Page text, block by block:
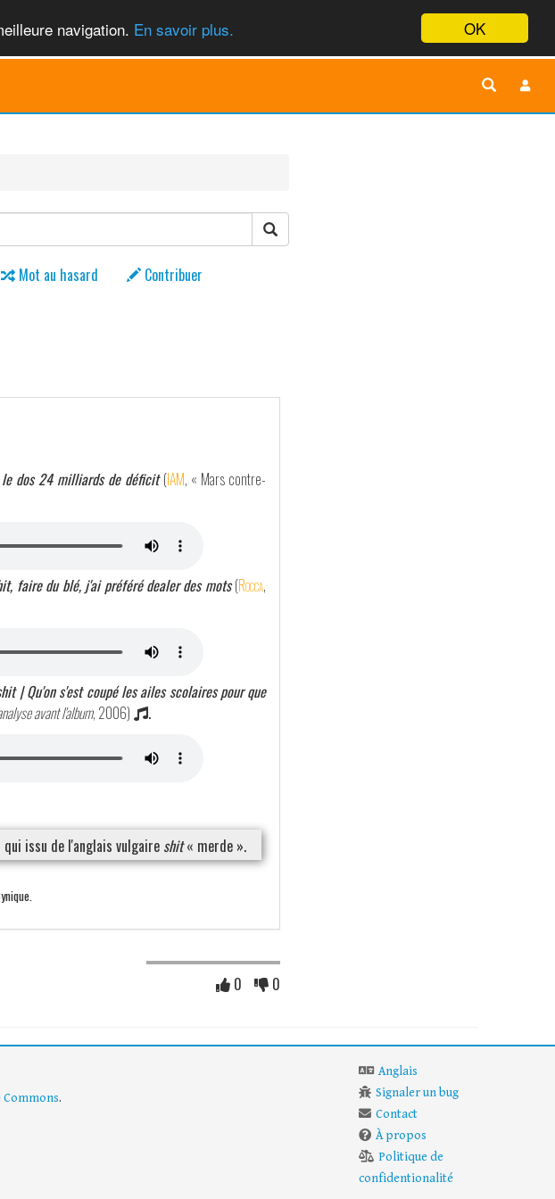
OK
navigation. En savoir plus.
Mot au hasard Contribuer
dos 24 milliards de déficit (IAM, « Mars contre-
faire du blé, j'ai préféré dealer des mots (Rocca,
| Qu'on s'est coupé les ailes scolaires pour que
avant l'album, 2006) .
issu de l'anglais vulgaire shit« merde ».
0 0
.
Anglais
Signaler un bug
Contact
À propos
Politique de
confidentionalité